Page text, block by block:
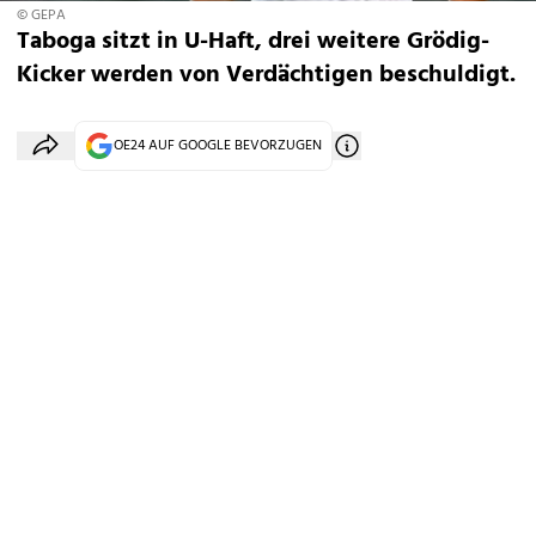
© GEPA
Taboga sitzt in U-Haft, drei weitere Grödig-
Kicker werden von Verdächtigen beschuldigt.
OE24 AUF GOOGLE BEVORZUGEN